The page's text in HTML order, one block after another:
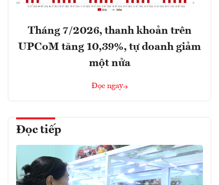
Tháng 7/2026, thanh khoản trên
UPCoM tăng 10,39%, tự doanh giảm
một nửa
Đọc ngay
Đọc tiếp